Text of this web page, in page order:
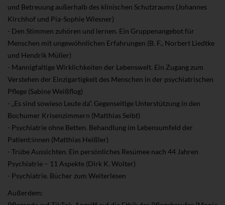
und Betreuung außerhalb des klinischen Schutzraums (Johannes
Kirchhof und Pia-Sophie Wiesner)
- Den Stimmen zuhören und lernen. Ein Gruppenangebot für
Menschen mit ungewöhnlichen Erfahrungen (B. F., Norbert Liedtke
und Hendrik Müller)
- Mannigfaltige Wirklichkeiten der Lebenswelt. Ein Zugang zum
Verstehen der Einzigartigkeit des Menschen in der psychiatrischen
Pflege (Sabine Weißflog)
- „Es sind sowieso Leute da“. Gegenseitige Unterstützung in den
Bochumer Krisenzimmern (Matthias Seibt)
- Psychiatrie ohne Betten. Behandlung im Lebensumfeld der
Patient:innen (Matthias Heißler)
- Trübe Aussichten. Ein persönliches Resümee nach 44 Jahren
Psychiatrie – 11 Aspekte (Dirk K. Wolter)
- Psychiatrie. Bücher zum Weiterlesen
Außerdem: